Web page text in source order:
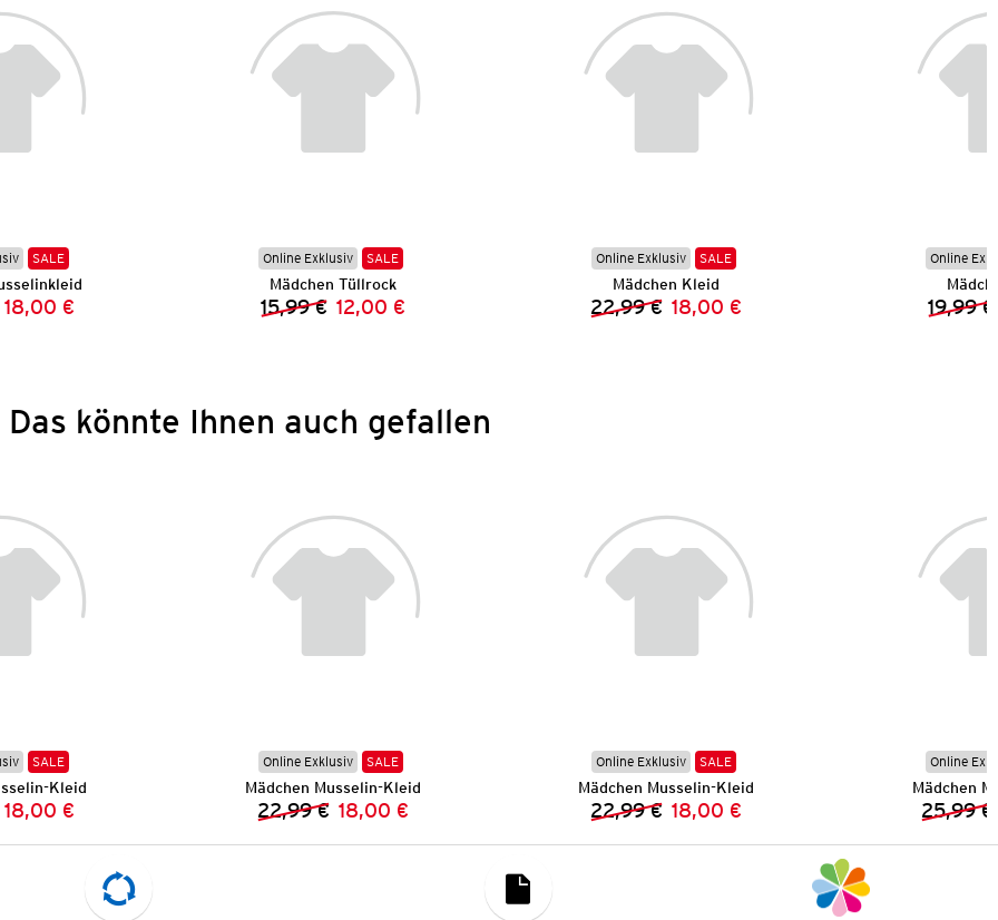
SALE
Preis:
Preis:
18,00 €
Online Exklusiv SALE
Mädchen Tüllrock
Vorheriger Preis:
15,99 € Neuer Preis:
12,00 €
Online Exklusiv SALE
Mädchen Kleid
Vorheriger Preis:
22,99 € Neuer Preis:
18,00 €
Online
19,99 €
Das könnte Ihnen auch gefallen
SALE
Kleid
Preis:
Preis:
18,00 €
Online Exklusiv SALE
Mädchen Musselin-Kleid
Vorheriger Preis:
22,99 € Neuer Preis:
18,00 €
Online Exklusiv SALE
Mädchen Musselin-Kleid
Vorheriger Preis:
22,99 € Neuer Preis:
18,00 €
Online
Mädchen
25,99 €